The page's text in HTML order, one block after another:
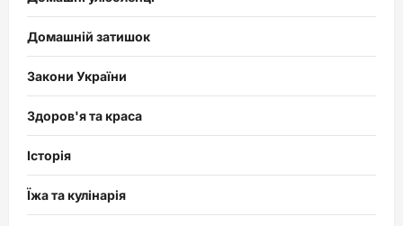
Домашній затишок
Закони України
Здоров'я та краса
Історія
Їжа та кулінарія